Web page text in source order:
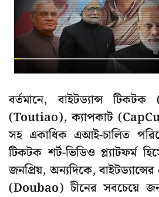
বর্তমানে, বাইটড্যান্স
(Toutiao), ক্যাপকাট
সহ একাধিক এআই-চালিত
টিকটক শর্ট-ভিডিও প্ল্যাটফর্ম
জনপ্রিয়, অন্যদিকে,
(Doubao) চীনের সবচেয়ে